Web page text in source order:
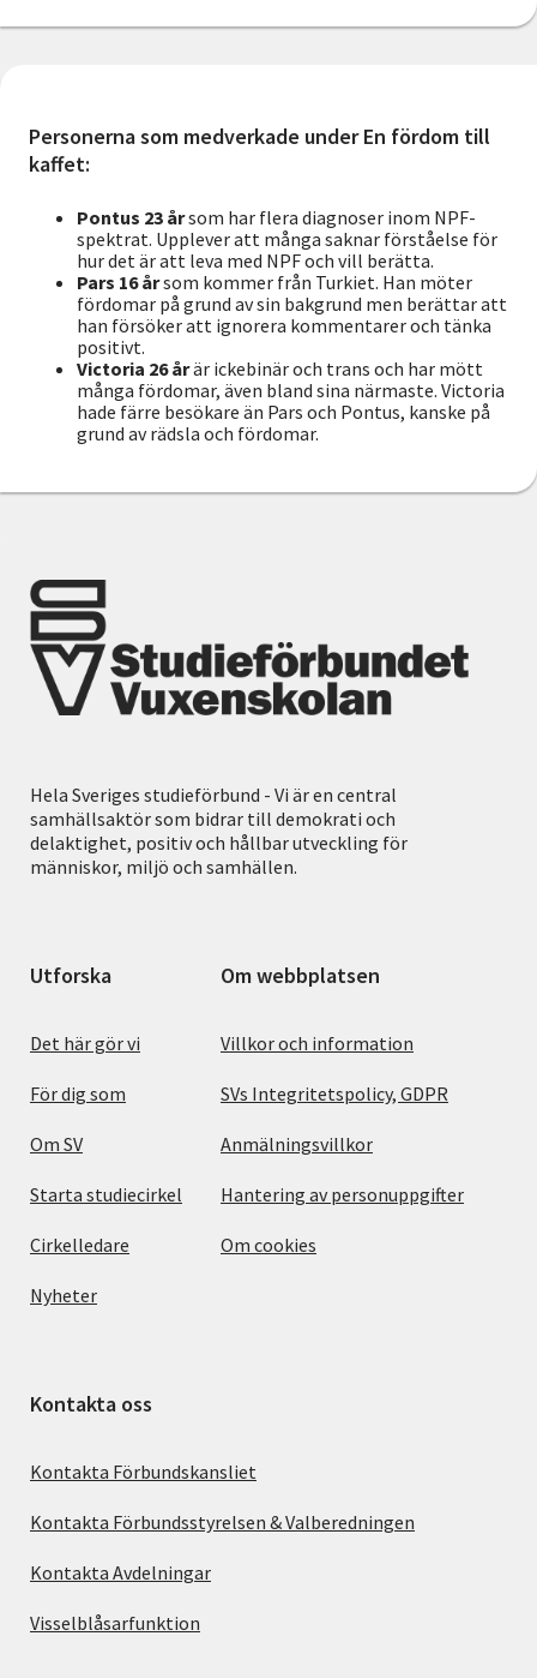
Personerna som medverkade under En fördom till
kaffet:
Pontus 23 årsom har flera diagnoser inom NPF-
spektrat. Upplever att många saknar förståelse för
hur det är att leva med NPF och vill berätta.
Pars 16 årsom kommer från Turkiet. Han möter
fördomar på grund av sin bakgrund men berättar att
han försöker att ignorera kommentarer och tänka
positivt.
Victoria 26 årär ickebinär och trans och har mött
många fördomar, även bland sina närmaste. Victoria
hade färre besökare än Pars och Pontus, kanske på
grund av rädsla och fördomar.
Hela Sveriges studieförbund - Vi är en central
samhällsaktör som bidrar till demokrati och
delaktighet, positiv och hållbar utveckling för
människor, miljö och samhällen.
Utforska
Det här gör vi
För dig som
Om SV
Starta studiecirkel
Cirkelledare
Nyheter
Om webbplatsen
Villkor och information
SVs Integritetspolicy, GDPR
Anmälningsvillkor
Hantering av personuppgifter
Om cookies
Kontakta oss
Kontakta Förbundskansliet
Kontakta Förbundsstyrelsen & Valberedningen
Kontakta Avdelningar
Visselblåsarfunktion